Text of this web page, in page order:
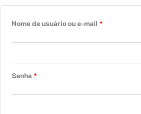
Nome de usuário ou e-mail *
Senha *